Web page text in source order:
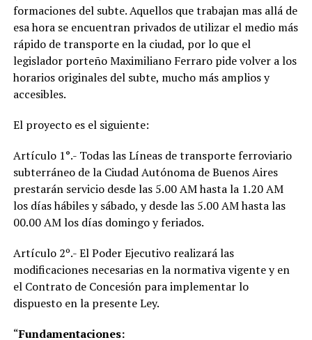
formaciones del subte. Aquellos que trabajan mas allá de
esa hora se encuentran privados de utilizar el medio más
rápido de transporte en la ciudad, por lo que el
legislador porteño Maximiliano Ferraro pide volver a los
horarios originales del subte, mucho más amplios y
accesibles.
El proyecto es el siguiente:
Artículo 1°.- Todas las Líneas de transporte ferroviario
subterráneo de la Ciudad Autónoma de Buenos Aires
prestarán servicio desde las 5.00 AM hasta la 1.20 AM
los días hábiles y sábado, y desde las 5.00 AM hasta las
00.00 AM los días domingo y feriados.
Artículo 2º.- El Poder Ejecutivo realizará las
modificaciones necesarias en la normativa vigente y en
el Contrato de Concesión para implementar lo
dispuesto en la presente Ley.
“Fundamentaciones: